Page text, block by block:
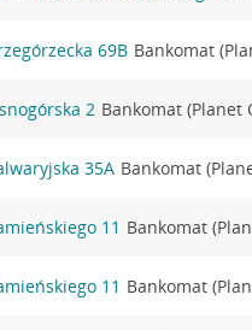
69B Bankomat
2 Bankomat (Planet
35A Bankomat
11 Bankomat
11 Bankomat